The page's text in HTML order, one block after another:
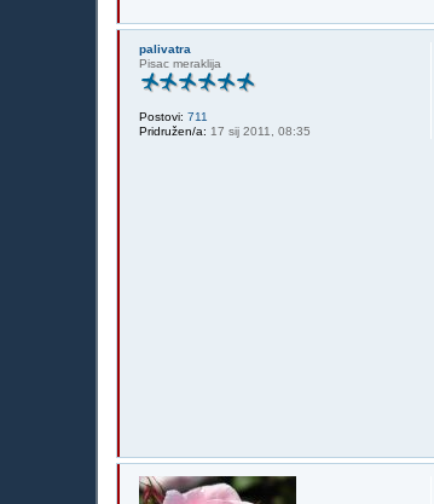
palivatra
Pisac meraklija
Postovi: 711
Pridružen/a: 17 sij 2011, 08:35